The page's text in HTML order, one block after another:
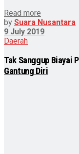
Read more
by Suara Nusantara
9 July 2019
Daerah
Tak Sanggup Biayai
Gantung Diri